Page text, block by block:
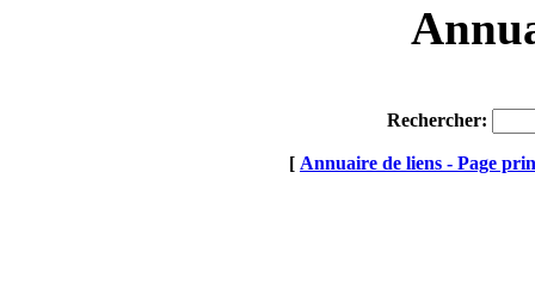
Rechercher:
[ Annuaire de liens - Page